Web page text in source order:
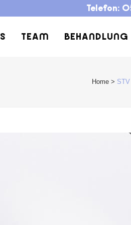
Telefon:
TEAM BEHANDLUNG
Home >